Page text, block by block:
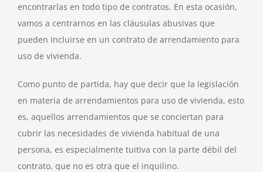
encontrarlas en todo tipo de contratos. En esta ocasión,
vamos a centrarnos en las cláusulas abusivas que
pueden incluirse en un contrato de arrendamiento para
uso de vivienda.
Como punto de partida, hay que decir que la legislación
en materia de arrendamientos para uso de vivienda, esto
es, aquellos arrendamientos que se conciertan para
cubrir las necesidades de vivienda habitual de una
persona, es especialmente tuitiva con la parte débil del
contrato, que no es otra que el inquilino.